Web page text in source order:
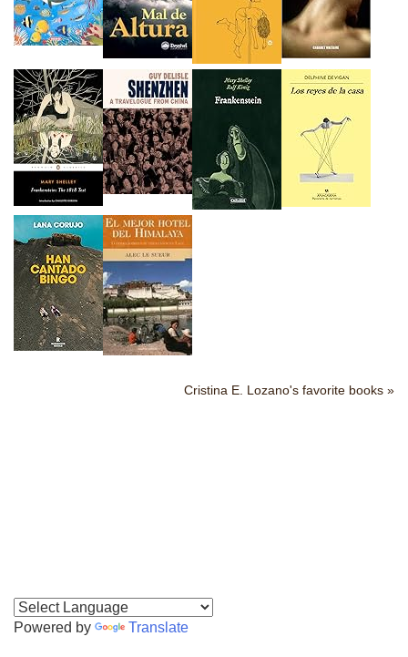
Cristina E. Lozano's favorite books »
Powered by Translate